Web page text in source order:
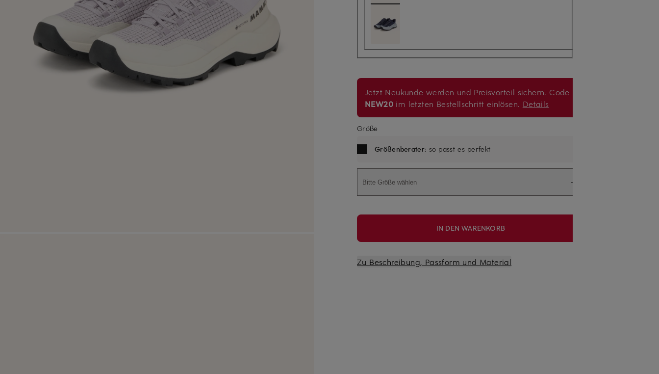
Jetzt Neukunde werden und Preisvorteil sichern. Code
NEW20 im letzten Bestellschritt einlösen. Details
Größe
Größenberater: so passt es perfekt
Bitte Größe wählen
IN DEN WARENKORB
Zu Beschreibung, Passform und Material